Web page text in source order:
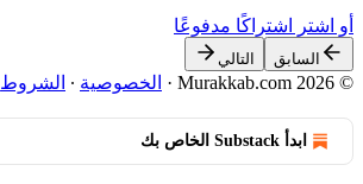
أو اشترِ اشتراكًا مدفوعًا
السابق التالي
© 2026 Murakkab.com
· الخصوصية ∙ الشروط
ابدأ Substack الخاص بك